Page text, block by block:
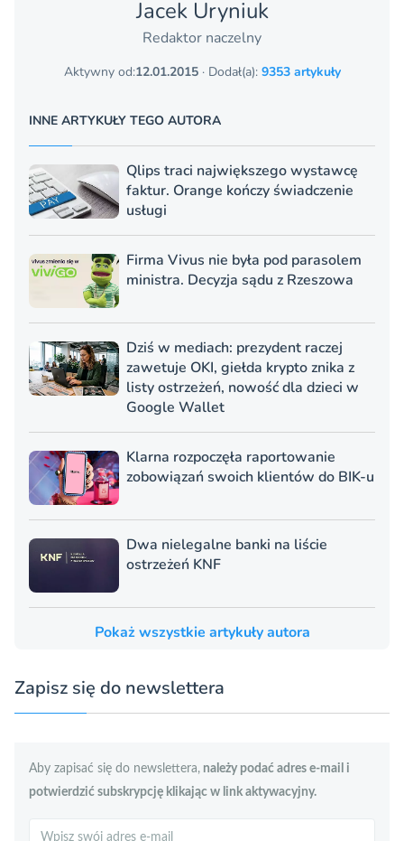
Jacek Uryniuk
Redaktor naczelny
Aktywny od:12.01.2015· Dodał(a): 9353 artykuły
INNE ARTYKUŁY TEGO AUTORA
Qlips traci największego wystawcę
faktur. Orange kończy świadczenie
usługi
Firma Vivus nie była pod parasolem
ministra. Decyzja sądu z Rzeszowa
Dziś w mediach: prezydent raczej
zawetuje OKI, giełda krypto znika z
listy ostrzeżeń, nowość dla dzieci w
Google Wallet
Klarna rozpoczęła raportowanie
zobowiązań swoich klientów do BIK-u
Dwa nielegalne banki na liście
ostrzeżeń KNF
Pokaż wszystkie artykuły autora
Zapisz się do newslettera
Aby zapisać się do newslettera, należy podać adres e-mail i
potwierdzić subskrypcję klikając w link aktywacyjny.